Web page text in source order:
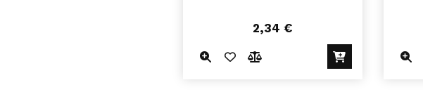
2,34 €